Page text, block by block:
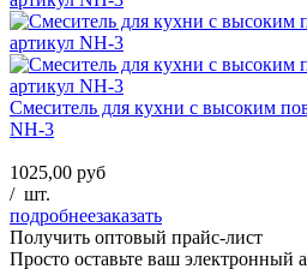
Смеситель для кухни с высоким
NH-3
1025,00 руб
/ шт.
подробнеезаказать
Получить оптовый прайс-лист
Просто оставьте ваш